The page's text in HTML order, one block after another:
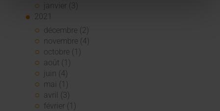
janvier (3)
2021
décembre (2)
novembre (4)
octobre (1)
août (1)
juin (4)
mai (1)
avril (3)
février (1)